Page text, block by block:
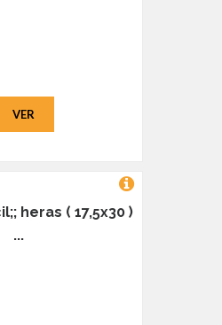
VER
heras ( 17,5x30 )
...